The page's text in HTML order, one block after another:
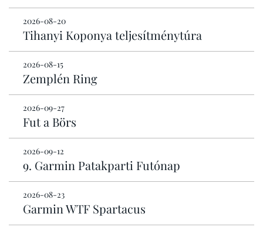
2026-08-20
Tihanyi Koponya teljesítménytúra
2026-08-15
Zemplén Ring
2026-09-27
Fut a Börs
2026-09-12
9. Garmin Patakparti Futónap
2026-08-23
Garmin WTF Spartacus